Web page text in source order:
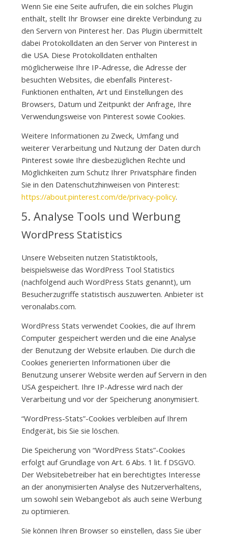
Wenn Sie eine Seite aufrufen, die ein solches Plugin
enthält, stellt Ihr Browser eine direkte Verbindung zu
den Servern von Pinterest her. Das Plugin übermittelt
dabei Protokolldaten an den Server von Pinterest in
die USA. Diese Protokolldaten enthalten
möglicherweise Ihre IP-Adresse, die Adresse der
besuchten Websites, die ebenfalls Pinterest-
Funktionen enthalten, Art und Einstellungen des
Browsers, Datum und Zeitpunkt der Anfrage, Ihre
Verwendungsweise von Pinterest sowie Cookies.
Weitere Informationen zu Zweck, Umfang und
weiterer Verarbeitung und Nutzung der Daten durch
Pinterest sowie Ihre diesbezüglichen Rechte und
Möglichkeiten zum Schutz Ihrer Privatsphäre finden
Sie in den Datenschutzhinweisen von Pinterest:
https://about.pinterest.com/de/privacy-policy.
5. Analyse Tools und Werbung
WordPress Statistics
Unsere Webseiten nutzen Statistiktools,
beispielsweise das WordPress Tool Statistics
(nachfolgend auch WordPress Stats genannt), um
Besucherzugriffe statistisch auszuwerten. Anbieter ist
veronalabs.com.
WordPress Stats verwendet Cookies, die auf Ihrem
Computer gespeichert werden und die eine Analyse
der Benutzung der Website erlauben. Die durch die
Cookies generierten Informationen über die
Benutzung unserer Website werden auf Servern in den
USA gespeichert. Ihre IP-Adresse wird nach der
Verarbeitung und vor der Speicherung anonymisiert.
“WordPress-Stats”-Cookies verbleiben auf Ihrem
Endgerät, bis Sie sie löschen.
Die Speicherung von “WordPress Stats”-Cookies
erfolgt auf Grundlage von Art. 6 Abs. 1 lit. f DSGVO.
Der Websitebetreiber hat ein berechtigtes Interesse
an der anonymisierten Analyse des Nutzerverhaltens,
um sowohl sein Webangebot als auch seine Werbung
zu optimieren.
Sie können Ihren Browser so einstellen, dass Sie über